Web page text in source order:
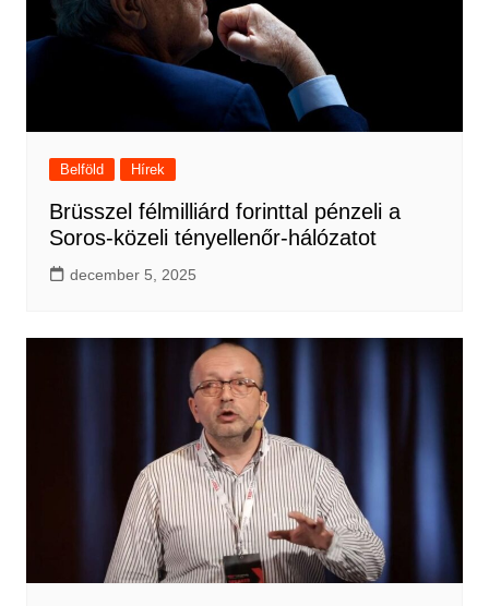
Belföld Hírek
Brüsszel félmilliárd forinttal pénzeli a
Soros-közeli tényellenőr-hálózatot
december 5, 2025